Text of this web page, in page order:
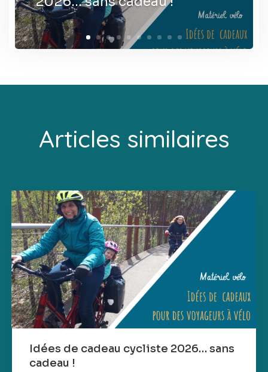
Articles similaires
Idées de cadeau cycliste 2026… sans
cadeau !